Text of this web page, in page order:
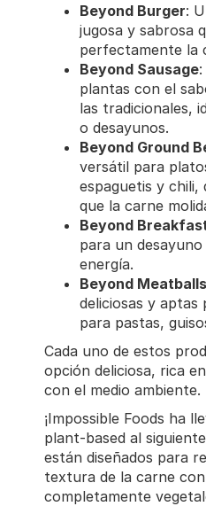
Beyond Burger:
jugosa y sabrosa
perfectamente la
Beyond Sausage:
plantas con el
las tradicionales,
o desayunos.
Beyond Ground
versátil para
espaguetis y chili,
que la carne
Beyond
para un
energía.
Beyond Meatballs
deliciosas y aptas
para pastas,
Cada uno de estos
opción deliciosa, rica
con el medio ambiente.
¡Impossible Foods ha
plant-based al
están diseñados para
textura de la carne
completamente